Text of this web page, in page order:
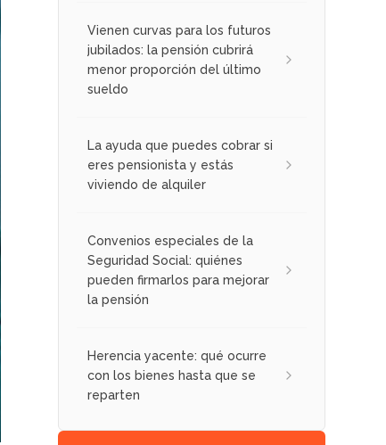
Vienen curvas para los futuros
jubilados: la pensión cubrirá
menor proporción del último
sueldo
La ayuda que puedes cobrar si
eres pensionista y estás
viviendo de alquiler
Convenios especiales de la
Seguridad Social: quiénes
pueden firmarlos para mejorar
la pensión
Herencia yacente: qué ocurre
con los bienes hasta que se
reparten